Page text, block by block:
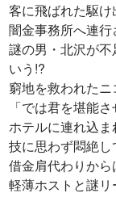
客に飛ばれた駆け
闇金事務所へ連
謎の男・北沢が
いう!?
窮地を救われた
「では君を堪能
ホテルに連れ込
技に思わず悶絶
借金肩代わりから
軽薄ホストと謎